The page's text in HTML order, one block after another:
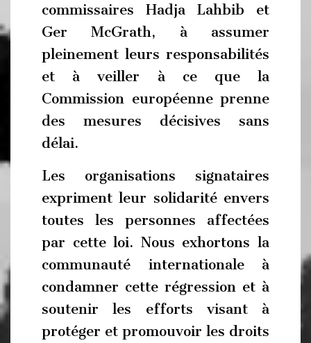
commissaires Hadja Lahbib et
Ger McGrath, à assumer
pleinement leurs responsabilités
et à veiller à ce que la
Commission européenne prenne
des mesures décisives sans
délai.
Les organisations signataires
expriment leur solidarité envers
toutes les personnes affectées
par cette loi. Nous exhortons la
communauté internationale à
condamner cette régression et à
soutenir les efforts visant à
protéger et promouvoir les droits